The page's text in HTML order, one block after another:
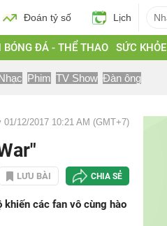
Đoán tỷ số Lịch
ĐÁ - THỂ THAO SỨC KHỎE
Phim TV Show Đàn ông
12/2017 10:21 AM (GMT+7)
LƯU BÀI CHIA SẺ
các fan vô cùng hào